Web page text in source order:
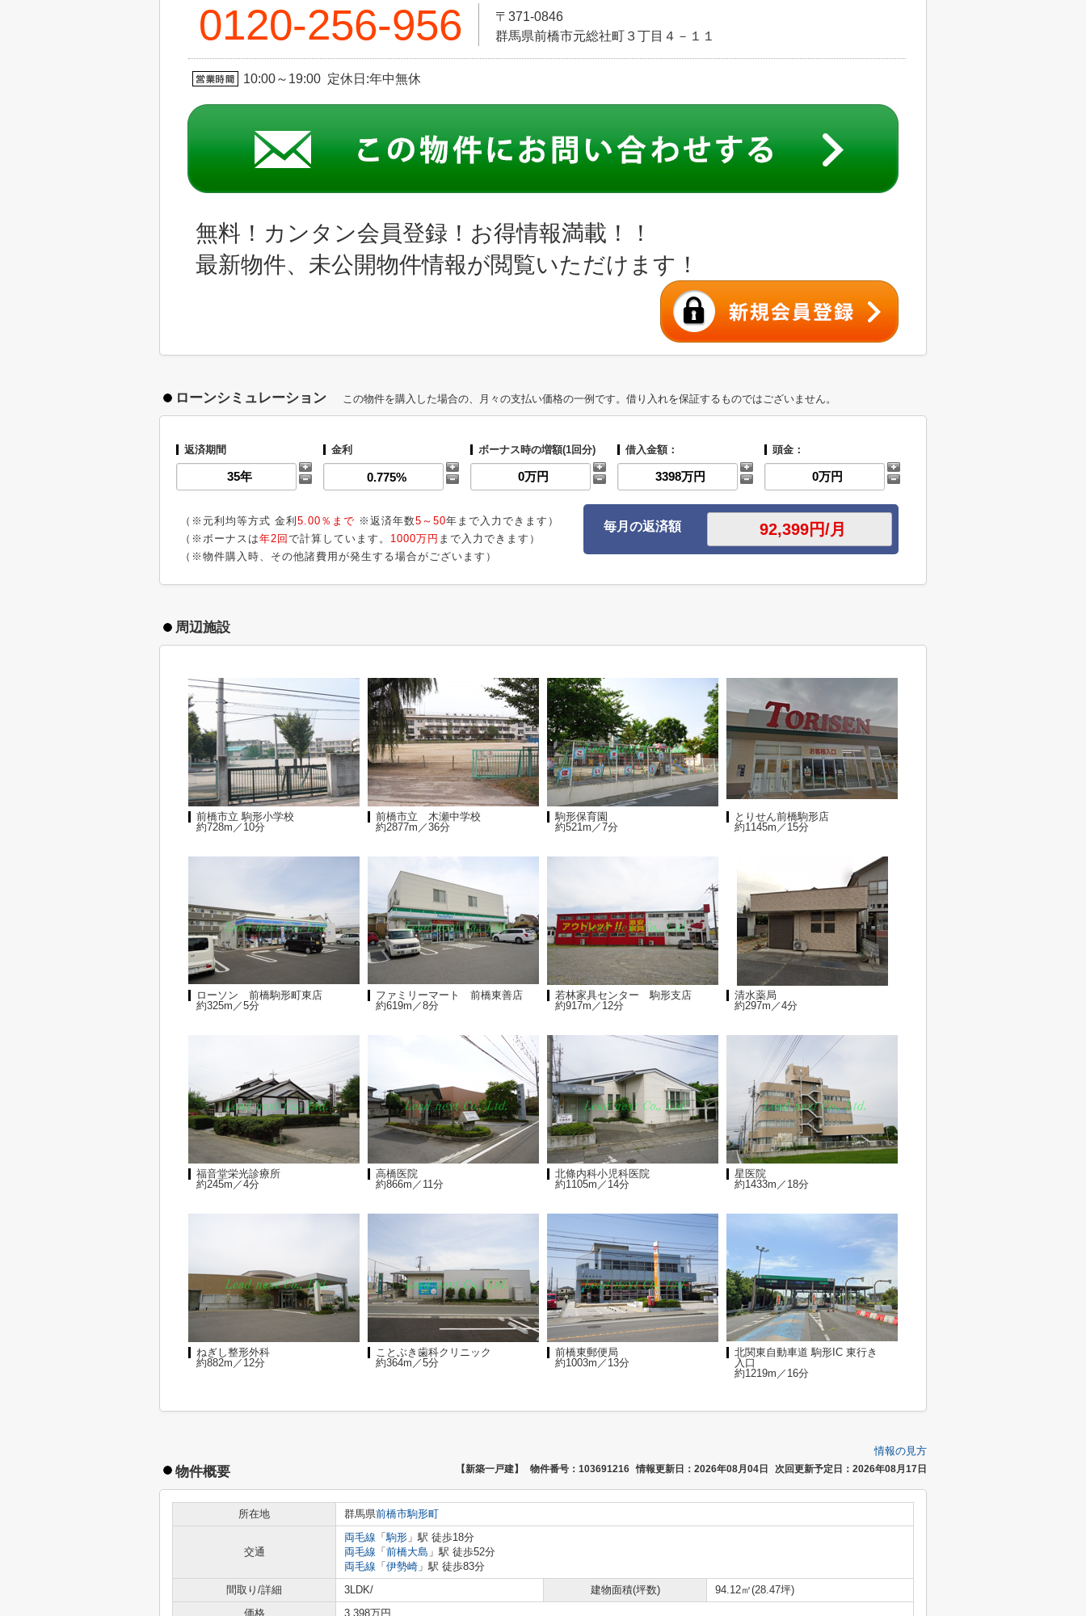
0120-256-956
〒371-0846
群馬県前橋市元総社町３丁目４－１１
10:00～19:00 定休日:年中無休
無料！カンタン会員登録！お得情報満載！！
最新物件、未公開物件情報が閲覧いただけます！
ローンシミュレーション この物件を購入した場合の、月々の支払い価格の一例です。借り入れを保証するものではございません。
返済期間 金利 ボーナス時の増額(1回分) 借入金額： 頭金：
（※元利均等方式 金利 5.00％まで ※返済年数5～50年まで入力できます）
（※ボーナスは年2回 で計算しています。 1000万円 まで入力できます）
（※物件購入時、その他諸費用が発生する場合がございます）
毎月の返済額
周辺施設
前橋市立 駒形小学校
約728m／10分
前橋市立 木瀬中学校
約2877m／36分
駒形保育園
約521m／7分
とりせん前橋駒形店
約1145m／15分
ローソン 前橋駒形町東店
約325m／5分
ファミリーマート 前橋東善店
約619m／8分
若林家具センター 駒形支店
約917m／12分
清水薬局
約297m／4分
福音堂栄光診療所
約245m／4分
高橋医院
約866m／11分
北條内科小児科医院
約1105m／14分
星医院
約1433m／18分
ねぎし整形外科
約882m／12分
ことぶき歯科クリニック
約364m／5分
前橋東郵便局
約1003m／13分
北関東自動車道 駒形IC 東行き
入口
約1219m／16分
情報の見方
物件概要 【新築一戸建】 物件番号：103691216 情報更新日：2026年08月04日 次回更新予定日：2026年08月17日
所在地 群馬県前橋市駒形町
交通
両毛線 「駒形 」駅 徒歩18分
両毛線 「 前橋大島 」駅 徒歩52分
両毛線 「 伊勢崎 」駅 徒歩83分
間取り/詳細
3LDK/ 建物面積(坪数)
94.12㎡(28.47坪)
価格
3,398万円